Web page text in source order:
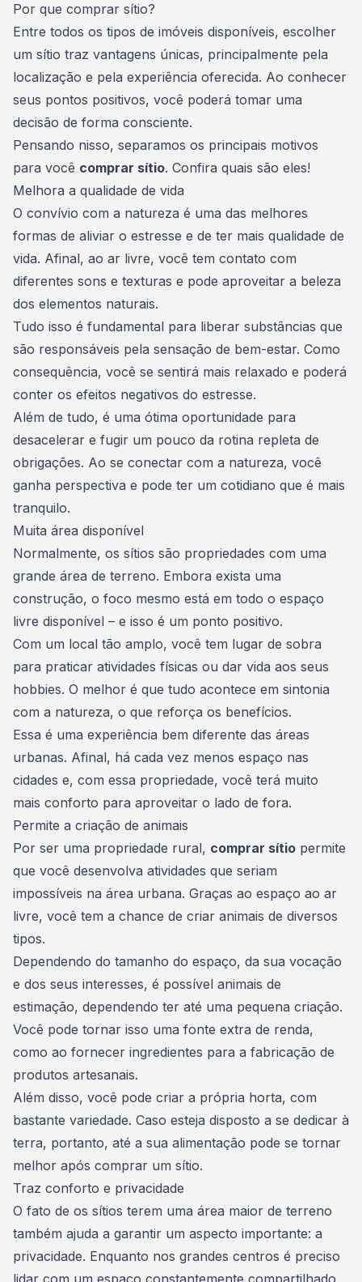
Por que comprar sítio?
Entre todos os tipos de imóveis disponíveis, escolher
um sítio traz vantagens únicas, principalmente pela
localização e pela experiência oferecida. Ao conhecer
seus pontos positivos, você poderá tomar uma
decisão de forma consciente.
Pensando nisso, separamos os principais motivos
para você comprar sítio. Confira quais são eles!
Melhora a qualidade de vida
O convívio com a natureza é uma das melhores
formas de aliviar o estresse e de ter mais qualidade de
vida. Afinal, ao ar livre, você tem contato com
diferentes sons e texturas e pode aproveitar a beleza
dos elementos naturais.
Tudo isso é fundamental para liberar substâncias que
são responsáveis pela sensação de bem-estar. Como
consequência, você se sentirá mais relaxado e poderá
conter os efeitos negativos do estresse.
Além de tudo, é uma ótima oportunidade para
desacelerar e fugir um pouco da rotina repleta de
obrigações. Ao se conectar com a natureza, você
ganha perspectiva e pode ter um cotidiano que é mais
tranquilo.
Muita área disponível
Normalmente, os sítios são propriedades com uma
grande área de terreno. Embora exista uma
construção, o foco mesmo está em todo o espaço
livre disponível – e isso é um ponto positivo.
Com um local tão amplo, você tem lugar de sobra
para praticar atividades físicas ou dar vida aos seus
hobbies. O melhor é que tudo acontece em sintonia
com a natureza, o que reforça os benefícios.
Essa é uma experiência bem diferente das áreas
urbanas. Afinal, há cada vez menos espaço nas
cidades e, com essa propriedade, você terá muito
mais conforto para aproveitar o lado de fora.
Permite a criação de animais
Por ser uma propriedade rural, comprar sítio permite
que você desenvolva atividades que seriam
impossíveis na área urbana. Graças ao espaço ao ar
livre, você tem a chance de criar animais de diversos
tipos.
Dependendo do tamanho do espaço, da sua vocação
e dos seus interesses, é possível animais de
estimação, dependendo ter até uma pequena criação.
Você pode tornar isso uma fonte extra de renda,
como ao fornecer ingredientes para a fabricação de
produtos artesanais.
Além disso, você pode criar a própria horta, com
bastante variedade. Caso esteja disposto a se dedicar à
terra, portanto, até a sua alimentação pode se tornar
melhor após comprar um sítio.
Traz conforto e privacidade
O fato de os sítios terem uma área maior de terreno
também ajuda a garantir um aspecto importante: a
privacidade. Enquanto nos grandes centros é preciso
lidar com um espaço constantemente compartilhado